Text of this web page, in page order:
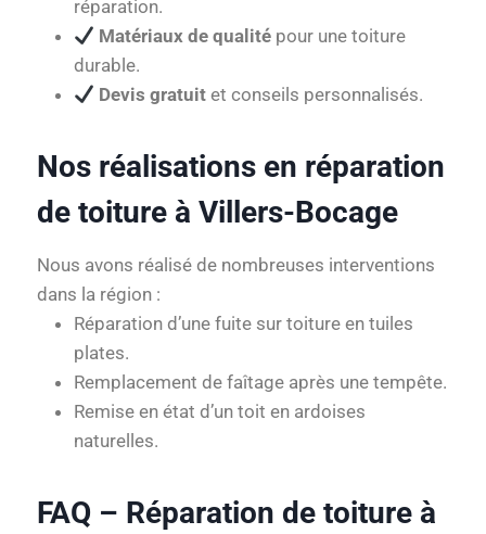
réparation.
Matériaux de qualité pour une toiture
durable.
Devis gratuit et conseils personnalisés.
Nos réalisations en réparation
de toiture à Villers-Bocage
Nous avons réalisé de nombreuses interventions
dans la région :
Réparation d’une fuite sur toiture en tuiles
plates.
Remplacement de faîtage après une tempête.
Remise en état d’un toit en ardoises
naturelles.
FAQ – Réparation de toiture à